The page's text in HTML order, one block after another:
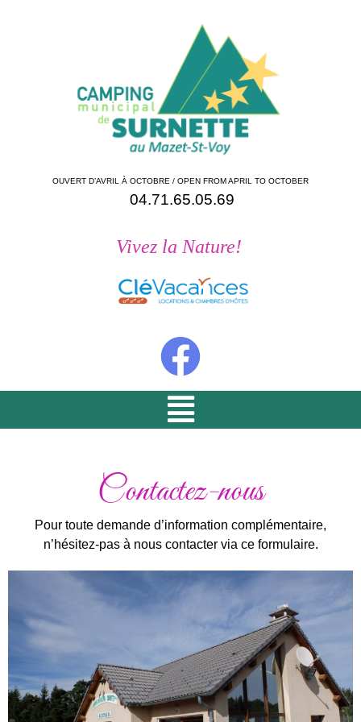
OUVERT D’AVRIL À OCTOBRE / OPEN FROM APRIL TO OCTOBER
04.71.65.05.69
Vivez la Nature!
Contactez-nous
Pour toute demande d’information complémentaire,
n’hésitez-pas à nous contacter via ce formulaire.